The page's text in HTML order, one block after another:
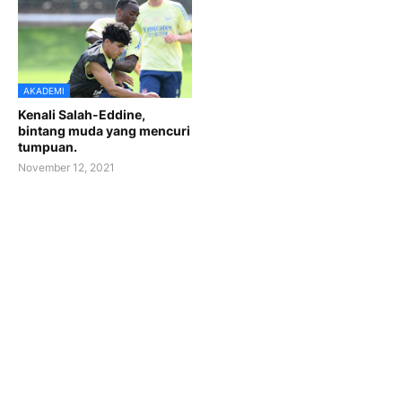
AKADEMI
Kenali Salah-Eddine,
bintang muda yang mencuri
tumpuan.
November 12, 2021